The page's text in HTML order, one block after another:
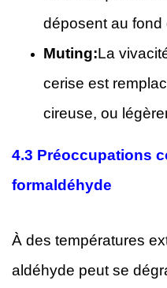
déposent au fond
Muting:La
cerise est
cireuse, ou
4.3 Préoccupations
formaldéhyde
À des températures
aldéhyde peut se